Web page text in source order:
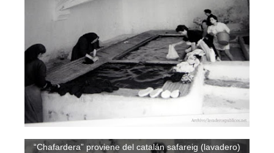
“Chafardera” proviene del catalán safareig (lavadero)